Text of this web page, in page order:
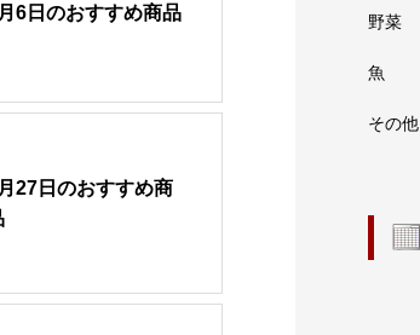
6日のおすすめ商品
27日のおすすめ商
野菜
魚
その他